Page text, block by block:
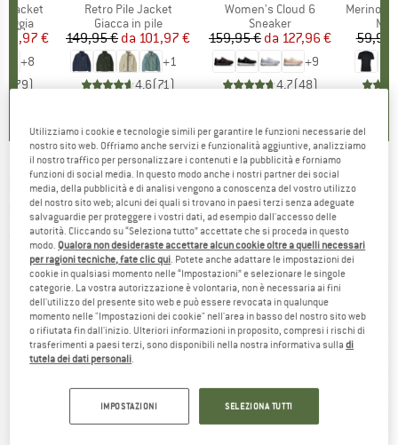
Jacket
ridotto
€
+8
( 79)
Articolo
Retro Pile Jacket
Gruppo di prodotti
Giacca in pile
Prezzo
149,95 € Prezzo ridotto
da 101,97 €
+1
4,6(71)
Articolo
Women's Cloud 6
Gruppo di prodotti
Sneaker
Prezzo
159,95 € Prezzo ridotto
da 127,96 €
+9
4,7(48)
Articolo
MerinoMix150
59,95
DANNER -Women's Bull Run Chelsea 5'' -
Stivali per il tempo libero
(0)
Utilizziamo i cookie e tecnologie simili per garantire le funzioni necessarie del
nostro sito web. Offriamo anche servizi e funzionalità aggiuntive, analizziamo
il nostro traffico per personalizzare i contenuti e la pubblicità e forniamo
funzioni di social media. In questo modo anche i nostri partner dei social
media, della pubblicità e di analisi vengono a conoscenza del vostro utilizzo
del nostro sito web; alcuni dei quali si trovano in paesi terzi senza adeguate
salvaguardie per proteggere i vostri dati, ad esempio dall'accesso delle
autorità. Cliccando su “Seleziona tutto” accettate che si proceda in questo
modo. Qualora non desideraste accettare alcun cookie oltre a quelli necessari
per ragioni tecniche, fate clic qui. Potete anche adattare le impostazioni dei
cookie in qualsiasi momento nelle “Impostazioni” e selezionare le singole
categorie. La vostra autorizzazione è volontaria, non è necessaria ai fini
dell'utilizzo del presente sito web e può essere revocata in qualunque
momento nelle "Impostazioni dei cookie" nell'area in basso del nostro sito web
o rifiutata fin dall'inizio. Ulteriori informazioni in proposito, compresi i rischi di
trasferimenti a paesi terzi, sono disponibili nella nostra informativa sulladi
tutela dei dati personali.
IMPOSTAZIONI SELEZIONA TUTTI